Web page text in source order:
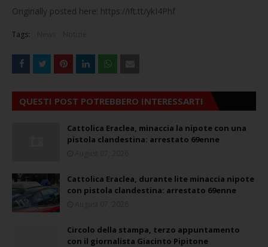
Originally posted here: https://ift.tt/ykI4Phf
Tags:
QUESTI POST POTREBBERO INTERESSARTI
Cattolica Eraclea, minaccia la nipote con una
pistola clandestina: arrestato 69enne
Cattolica Eraclea, durante lite minaccia nipote
con pistola clandestina: arrestato 69enne
Circolo della stampa, terzo appuntamento
con il giornalista Giacinto Pipitone